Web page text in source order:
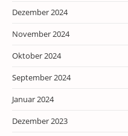
Dezember 2024
November 2024
Oktober 2024
September 2024
Januar 2024
Dezember 2023